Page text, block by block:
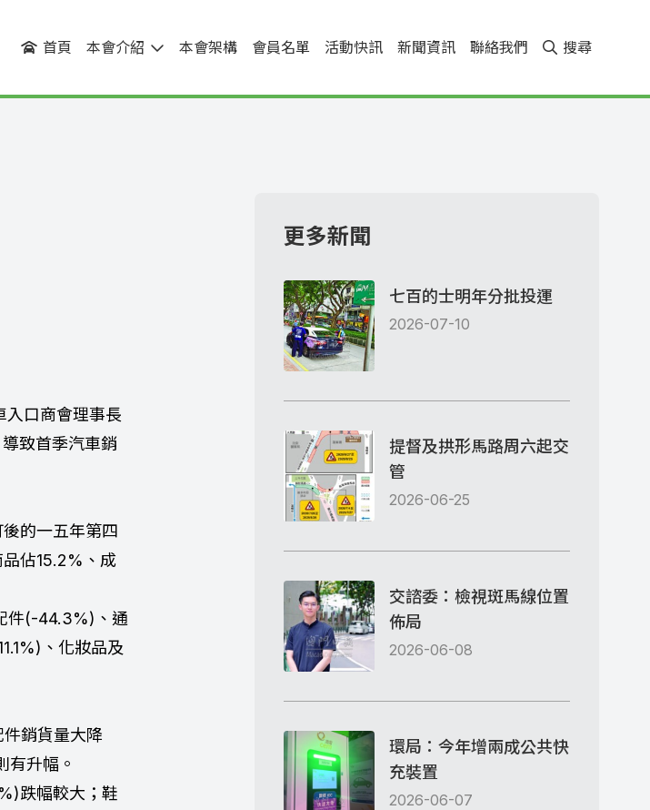
首頁 本會介紹 本會架構 會員名單 活動快訊 新聞資訊 聯絡我們 搜尋
入口商會理事長
致首季汽車銷
的一五年第四
佔15.2%、成
件(-44.3%)、通
、化妝品及
銷貨量大降
升幅。
跌幅較大；鞋
更多新聞
七百的士明年分批投運
2026-07-10
提督及拱形馬路周六起交
管
2026-06-25
交諮委：檢視斑馬線位置
佈局
2026-06-08
環局：今年增兩成公共快
充裝置
2026-06-07